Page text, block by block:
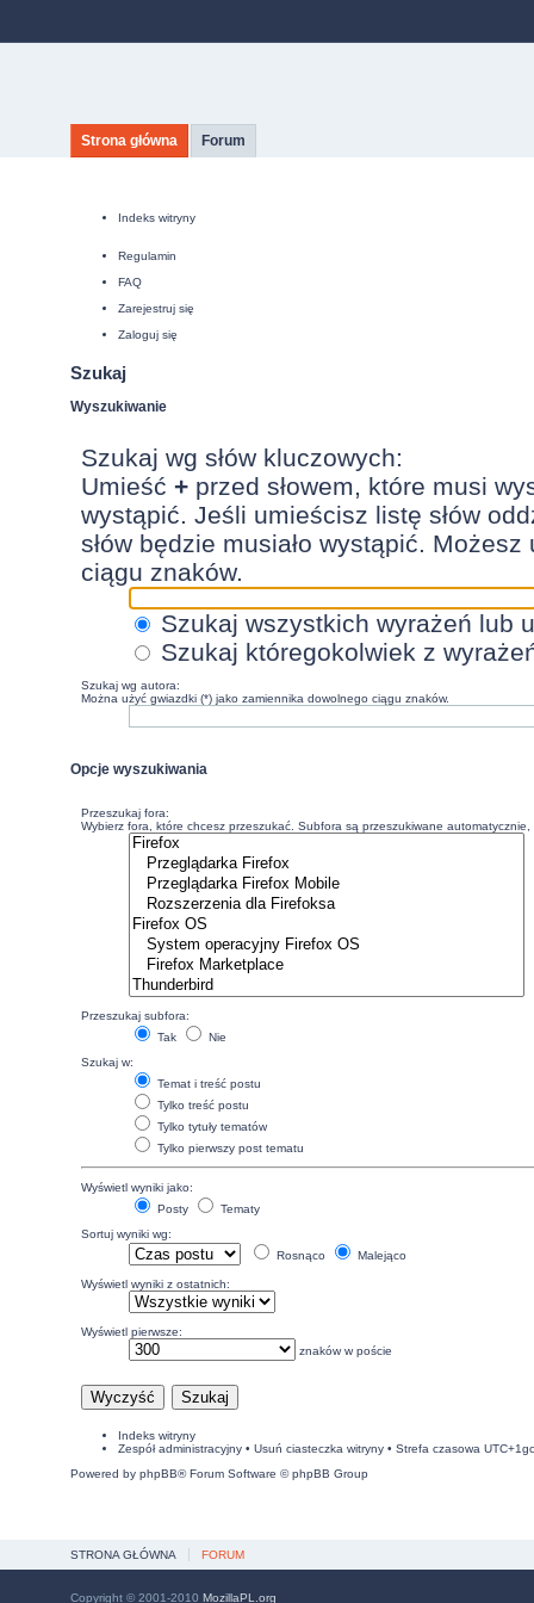
Strona główna Forum
Indeks witryny
Regulamin
FAQ
Zarejestruj się
Zaloguj się
Szukaj
Wyszukiwanie
Szukaj wg słów kluczowych:
Umieść+ przed słowem, które musi
wystąpić. Jeśli umieścisz listę słów
słów będzie musiało wystąpić.
ciągu znaków.
Szukaj wszystkich wyrażeń lub
Szukaj któregokolwiek z
Szukaj wg autora:
Można użyć gwiazdki (*) jako zamiennika dowolnego ciągu znaków.
Opcje wyszukiwania
Przeszukaj fora:
Wybierz fora, które chcesz przeszukać. Subfora są przeszukiwane
Przeszukaj subfora:
Tak
Nie
Szukaj w:
Temat i treść postu
Tylko treść postu
Tylko tytuły tematów
Tylko pierwszy post tematu
Wyświetl wyniki jako:
Posty
Tematy
Sortuj wyniki wg:
Rosnąco
Malejąco
Wyświetl wyniki z ostatnich:
Wyświetl pierwsze:
znaków w poście
Indeks witryny
Zespół administracyjny• Usuń ciasteczka witryny• Strefa czasowa
Powered by phpBB® Forum Software © phpBB Group
STRONA GŁÓWNA FORUM
Copyright © 2001-2010 MozillaPL.org